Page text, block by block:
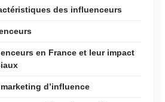
des influenceurs
en France et leur impact
d’influence